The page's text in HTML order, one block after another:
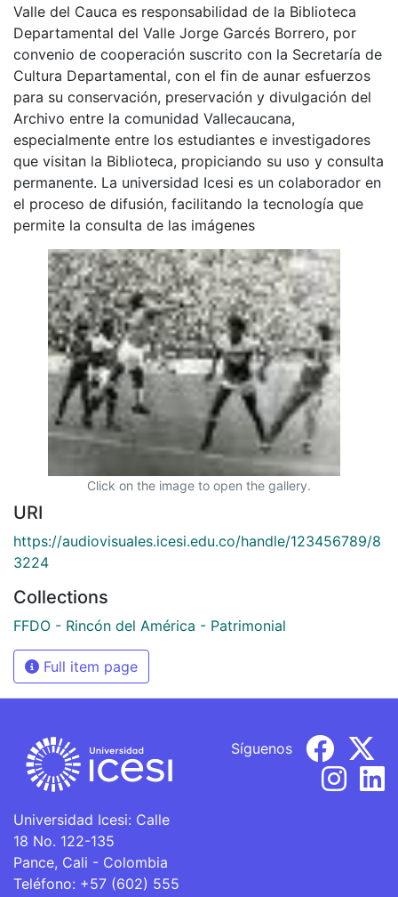
Valle del Cauca es responsabilidad de la Biblioteca
Departamental del Valle Jorge Garcés Borrero, por
convenio de cooperación suscrito con la Secretaría de
Cultura Departamental, con el fin de aunar esfuerzos
para su conservación, preservación y divulgación del
Archivo entre la comunidad Vallecaucana,
especialmente entre los estudiantes e investigadores
que visitan la Biblioteca, propiciando su uso y consulta
permanente. La universidad Icesi es un colaborador en
el proceso de difusión, facilitando la tecnología que
permite la consulta de las imágenes
Click on the image to open the gallery.
URI
https://audiovisuales.icesi.edu.co/handle/123456789/8
3224
Collections
FFDO - Rincón del América - Patrimonial
Full item page
Universidad Icesi: Calle
18 No. 122-135
Pance, Cali - Colombia
Teléfono: +57 (602) 555
Síguenos